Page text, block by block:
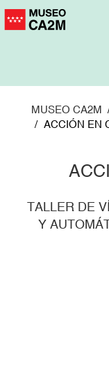
Pasar
MUSEO CA2M
ACCIÓN EN
TALLER DE
Y